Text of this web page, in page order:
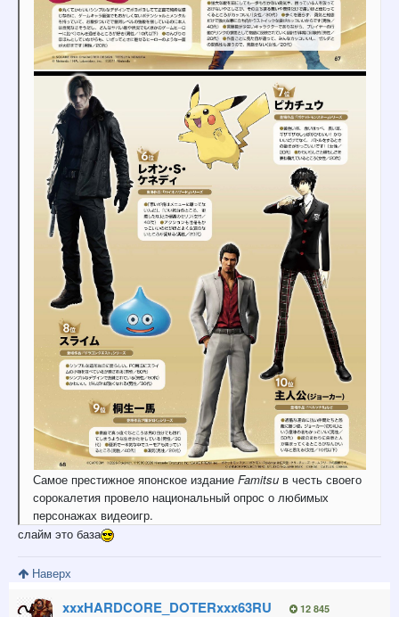
Самое престижное японское издание Famitsu в честь своего
сорокалетия провело национальный опрос о любимых
персонажах видеоигр.
слайм это база
Наверх
xxxHARDCORE_DOTERxxx63RU 12 845